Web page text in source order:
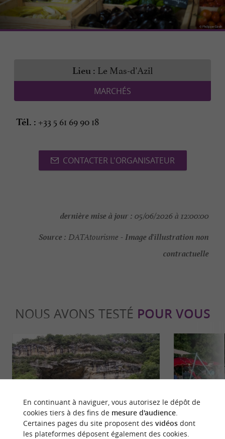
Lieu : Le Mas-d'Azil
MARCHÉS
Tél. : +33 5 61 69 90 18
CONTACTER L'ORGANISATEUR
dernière mise à jour : 05/06/2026 à 12:00:00
Source : DATAtourisme -Image d'illustration non
contractuelle
NOUS AVONS TESTÉ POUR VOUS
Familiale Festive
En continuant à naviguer, vous autorisez le dépôt de
cookies tiers à des fins de mesure d'audience.
Certaines pages du site proposent des vidéosdont
les plateformes déposent également des cookies.